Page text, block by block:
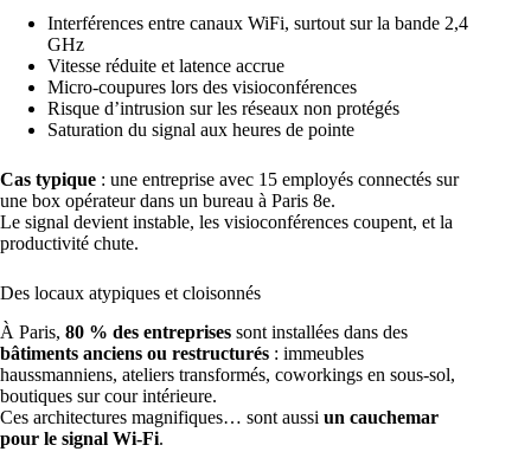
Interférences entre canaux WiFi, surtout sur la bande 2,4
GHz
Vitesse réduite et latence accrue
Micro-coupures lors des visioconférences
Risque d’intrusion sur les réseaux non protégés
Saturation du signal aux heures de pointe
Cas typique : une entreprise avec 15 employés connectés sur
une box opérateur dans un bureau à Paris 8e.
Le signal devient instable, les visioconférences coupent, et la
productivité chute.
Des locaux atypiques et cloisonnés
À Paris, 80 % des entreprises sont installées dans des
bâtiments anciens ou restructurés : immeubles
haussmanniens, ateliers transformés, coworkings en sous-sol,
boutiques sur cour intérieure.
Ces architectures magnifiques… sont aussi un cauchemar
pour le signal Wi-Fi.